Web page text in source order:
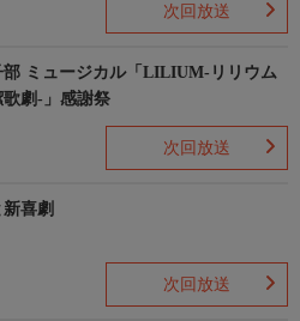
次回放送
部 ミュージカル「LILIUM-リリウム
歌劇-」感謝祭
次回放送
喜劇
次回放送